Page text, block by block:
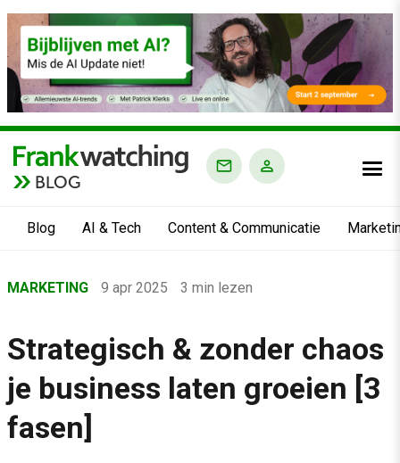
BLOG
Blog AI & Tech Content & Communicatie
›
›
Marketing
›
Strategisch & zonder chaos je business laten groeien [3 fasen]
MARKETING 9 apr 2025 3 min lezen
Strategisch & zonder chaos
je business laten groeien [3
fasen]